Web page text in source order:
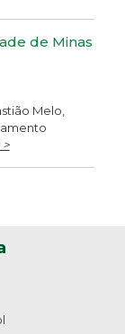
de Minas
Melo,